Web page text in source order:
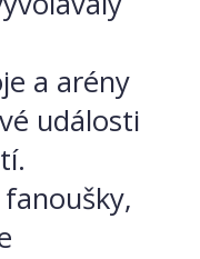
a arény
události